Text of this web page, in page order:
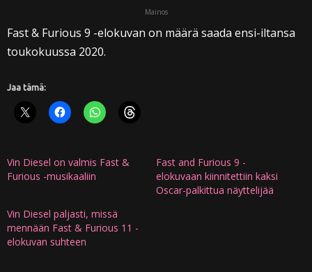
Mainos
Fast & Furious 9 -elokuvan on määrä saada ensi-iltansa
toukokuussa 2020.
Jaa tämä:
Vin Diesel on valmis Fast &
Furious -musikaaliin
Fast and Furious 9 -
elokuvaan kiinnitettiin kaksi
Oscar-palkittua näyttelijää
Vin Diesel paljasti, missä
mennään Fast & Furious 11 -
elokuvan suhteen